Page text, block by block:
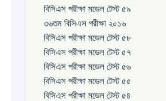
বিসিএস পরীক্ষা মডেল টেস্ট ৫৯
৩৬তম বিসিএস পরীক্ষা ২০১৬
বিসিএস পরীক্ষা মডেল টেস্ট ৫৮
বিসিএস পরীক্ষা মডেল টেস্ট ৫৭
বিসিএস পরীক্ষা মডেল টেস্ট ৫৬
বিসিএস পরীক্ষা মডেল টেস্ট ৫৫
বিসিএস পরীক্ষা মডেল টেস্ট ৫৪